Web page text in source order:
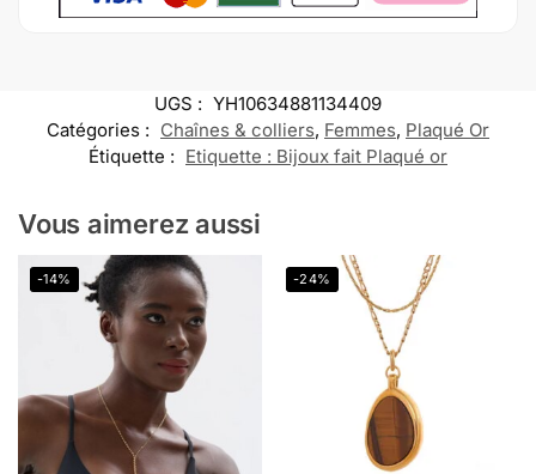
UGS : YH10634881134409
Catégories : Chaînes & colliers, Femmes, Plaqué Or
Étiquette : Etiquette : Bijoux fait Plaqué or
Vous aimerez aussi
-14% -24%